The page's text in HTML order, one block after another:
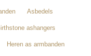
Asbedels
ashangers
Heren as armbanden